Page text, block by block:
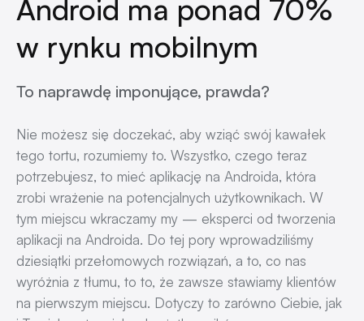
Android ma ponad 70%
w rynku mobilnym
To naprawdę imponujące, prawda?
Nie możesz się doczekać, aby wziąć swój kawałek
tego tortu, rozumiemy to. Wszystko, czego teraz
potrzebujesz, to mieć aplikację na Androida, która
zrobi wrażenie na potencjalnych użytkownikach. W
tym miejscu wkraczamy my — eksperci od tworzenia
aplikacji na Androida. Do tej pory wprowadziliśmy
dziesiątki przełomowych rozwiązań, a to, co nas
wyróżnia z tłumu, to to, że zawsze stawiamy klientów
na pierwszym miejscu. Dotyczy to zarówno Ciebie, jak